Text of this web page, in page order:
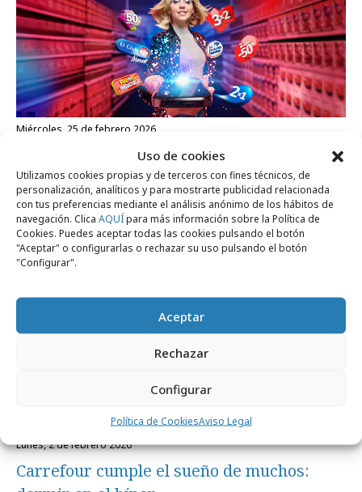
Uso de cookies
Utilizamos cookies propias y de terceros con fines técnicos, de
personalización, analíticos y para mostrarte publicidad relacionada
con tus preferencias mediante el análisis anónimo de los hábitos de
navegación. Clica AQUÍpara más información sobre la Política de
Cookies. Puedes aceptar todas las cookies pulsando el botón
"Aceptar" o configurarlas o rechazar su uso pulsando el botón
"Configurar".
Aceptar
Rechazar
Configurar
Política de CookiesAviso Legal
miércoles, 25 de febrero 2026
Carrefour baila al ritmo de Raffaella Carrà
Campañas
lunes, 2 de febrero 2026
Carrefour cumple el sueño de muchos: